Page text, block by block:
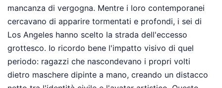
mancanza di vergogna. Mentre i loro contemporanei
cercavano di apparire tormentati e profondi, i sei di
Los Angeles hanno scelto la strada dell'eccesso
grottesco. Io ricordo bene l'impatto visivo di quel
periodo: ragazzi che nascondevano i propri volti
dietro maschere dipinte a mano, creando un distacco